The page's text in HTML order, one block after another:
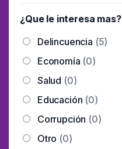
¿Que le interesa mas?
Delincuencia (5)
Economía (0)
Salud (0)
Educación (0)
Corrupción (0)
Otro (0)